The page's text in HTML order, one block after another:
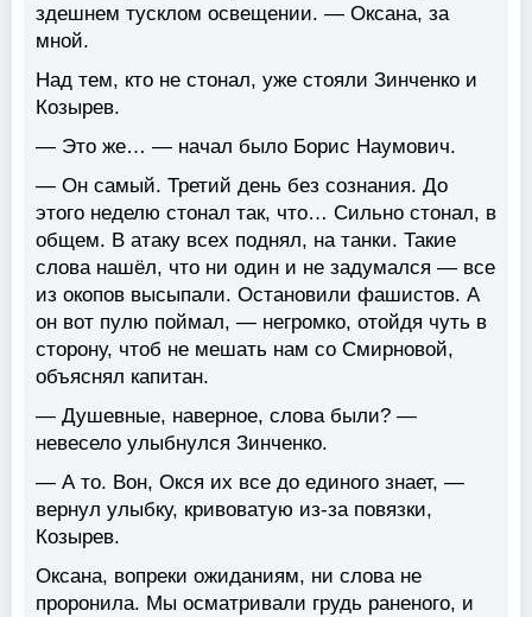
здешнем тусклом освещении. — Оксана, за
мной.
Над тем, кто не стонал, уже стояли Зинченко и
Козырев.
— Это же… — начал было Борис Наумович.
— Он самый. Третий день без сознания. До
этого неделю стонал так, что… Сильно стонал, в
общем. В атаку всех поднял, на танки. Такие
слова нашёл, что ни один и не задумался — все
из окопов высыпали. Остановили фашистов. А
он вот пулю поймал, — негромко, отойдя чуть в
сторону, чтоб не мешать нам со Смирновой,
объяснял капитан.
— Душевные, наверное, слова были? —
невесело улыбнулся Зинченко.
— А то. Вон, Окся их все до единого знает, —
вернул улыбку, кривоватую из-за повязки,
Козырев.
Оксана, вопреки ожиданиям, ни слова не
проронила. Мы осматривали грудь раненого, и